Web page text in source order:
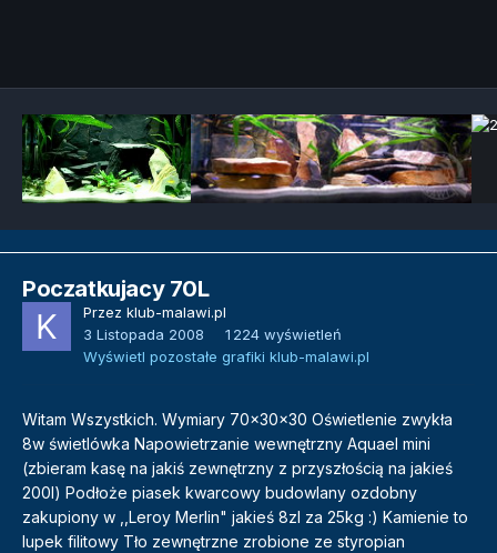
Poczatkujacy 70L
Przez klub-malawi.pl
3 Listopada 2008
1 224 wyświetleń
Wyświetl pozostałe grafiki klub-malawi.pl
Witam Wszystkich. Wymiary 70x30x30 Oświetlenie zwykła
8w świetlówka Napowietrzanie wewnętrzny Aquael mini
(zbieram kasę na jakiś zewnętrzny z przyszłością na jakieś
200l) Podłoże piasek kwarcowy budowlany ozdobny
zakupiony w ,,Leroy Merlin" jakieś 8zl za 25kg :) Kamienie to
lupek filitowy Tło zewnętrzne zrobione ze styropian